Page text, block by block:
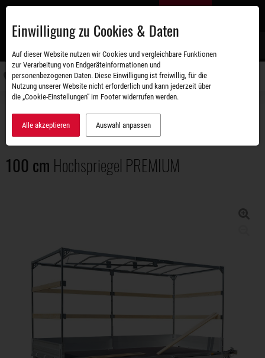
Zum
100 cm Hochspriegel PREMIUM
Einwilligung zu Cookies & Daten
Auf dieser Website nutzen wir Cookies und vergleichbare Funktionen
zur Verarbeitung von Endgeräteinformationen und
personenbezogenen Daten. Diese Einwilligung ist freiwillig, für die
Nutzung unserer Website nicht erforderlich und kann jederzeit über
die „Cookie-Einstellungen“ im Footer widerrufen werden.
Alle akzeptieren Auswahl anpassen